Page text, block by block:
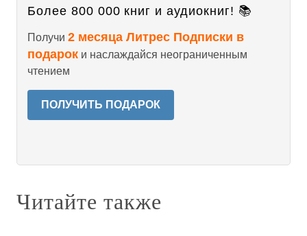
Более 800 000 книг и аудиокниг! 📚
Получи 2 месяца Литрес Подписки в
подарок и наслаждайся неограниченным
чтением
ПОЛУЧИТЬ ПОДАРОК
Читайте также